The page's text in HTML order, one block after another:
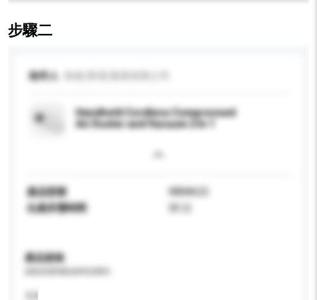
步驟二
收件人
Handheld Cordless Compressed
Air Duster and Vacuum 2 In 1
產品型號
WBM622
生產所需時間
30 日
產品規格